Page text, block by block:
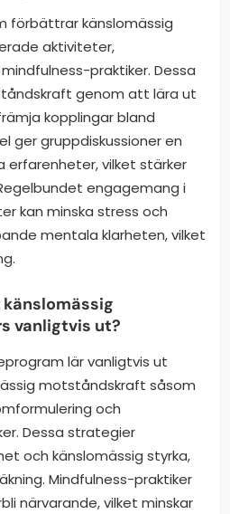
förbättrar känslomässig
aktiviteter,
praktiker. Dessa
genom att lära ut
kopplingar bland
ger gruppdiskussioner en
erfarenheter, vilket stärker
engagemang i
kan minska stress och
mentala klarheten, vilket
vanligtvis ut?
lär vanligtvis ut
motståndskraft såsom
och
Dessa strategier
och känslomässig styrka,
Mindfulness-praktiker
närvarande, vilket minskar